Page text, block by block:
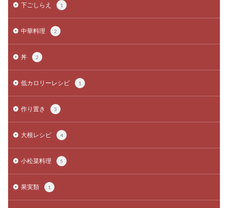
下ごしらえ 1
中華料理 2
丼 2
低カロリーレシピ 1
作り置き 3
大根レシピ 4
小松菜料理 5
果実類 1